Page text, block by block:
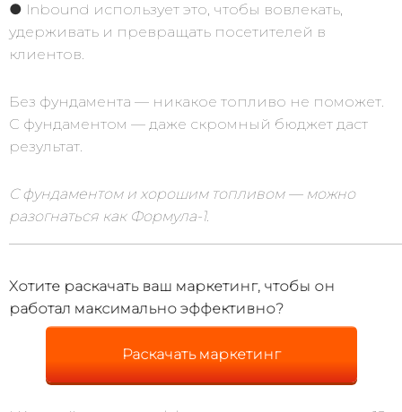
● Inbound использует это, чтобы вовлекать,
удерживать и превращать посетителей в
клиентов.
Без фундамента — никакое топливо не поможет.
С фундаментом — даже скромный бюджет даст
результат.
С фундаментом и хорошим топливом — можно
разогнаться как Формула-1.
Хотите раскачать ваш маркетинг, чтобы он
работал максимально эффективно?
Раскачать маркетинг